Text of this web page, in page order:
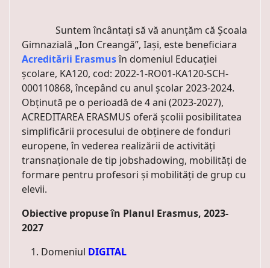
Suntem încântați să vă anunțăm că Școala
Gimnazială „Ion Creangă”, Iași, este beneficiara
Acreditării Erasmusîn domeniul Educației
școlare, KA120, cod: 2022-1-RO01-KA120-SCH-
000110868, începând cu anul școlar 2023-2024.
Obținută pe o perioadă de 4 ani (2023-2027),
ACREDITAREA ERASMUS oferă școlii posibilitatea
simplificării procesului de obținere de fonduri
europene, în vederea realizării de activități
transnaționale de tip jobshadowing, mobilități de
formare pentru profesori și mobilități de grup cu
elevii.
Obiective propuse în Planul Erasmus, 2023-
2027
Domeniul DIGITAL